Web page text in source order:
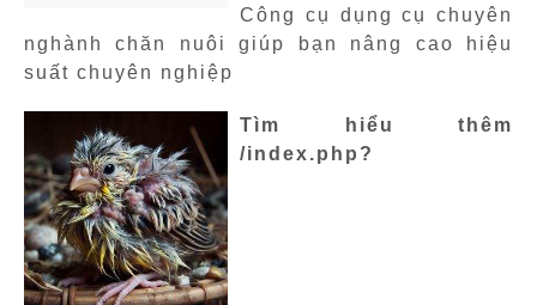
Công cụ dụng cụ chuyên
nghành chăn nuôi giúp bạn nâng cao hiệu
suất chuyên nghiệp
Tìm hiểu thêm
/index.php?